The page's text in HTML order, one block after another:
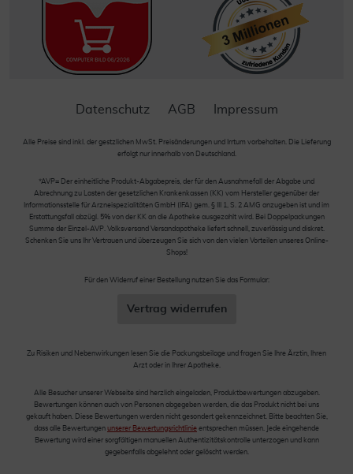
Datenschutz AGB Impressum
Alle Preise sind inkl. der gestzlichen MwSt. Preisänderungen und Irrtum vorbehalten. Die Lieferung
erfolgt nur innerhalb von Deutschland.
*AVP= Der einheitliche Produkt-Abgabepreis, der für den Ausnahmefall der Abgabe und
Abrechnung zu Lasten der gesetzlichen Krankenkassen (KK) vom Hersteller gegenüber der
Informationsstelle für Arzneispezialitäten GmbH (IFA) gem. § III 1, S. 2 AMG anzugeben ist und im
Erstattungsfall abzügl. 5% von der KK an die Apotheke ausgezahlt wird. Bei Doppelpackungen
Summe der Einzel-AVP. Volksversand Versandapotheke liefert schnell, zuverlässig und diskret.
Schenken Sie uns Ihr Vertrauen und überzeugen Sie sich von den vielen Vorteilen unseres Online-
Shops!
Für den Widerruf einer Bestellung nutzen Sie das Formular:
Vertrag widerrufen
Zu Risiken und Nebenwirkungen lesen Sie die Packungsbeilage und fragen Sie Ihre Ärztin, Ihren
Arzt oder in Ihrer Apotheke.
Alle Besucher unserer Webseite sind herzlich eingeladen, Produktbewertungen abzugeben.
Bewertungen können auch von Personen abgegeben werden, die das Produkt nicht bei uns
gekauft haben. Diese Bewertungen werden nicht gesondert gekennzeichnet. Bitte beachten Sie,
dass alle Bewertungen unserer Bewertungsrichtlinie entsprechen müssen. Jede eingehende
Bewertung wird einer sorgfältigen manuellen Authentizitätskontrolle unterzogen und kann
gegebenfalls abgelehnt oder gelöscht werden.